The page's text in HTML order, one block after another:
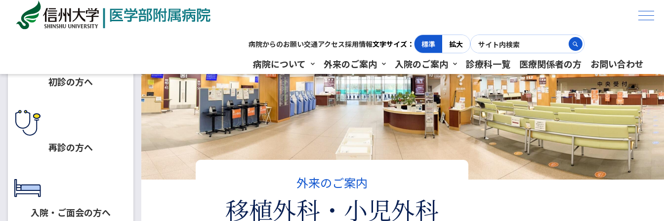
病院からのお願い交通アクセス採用情報文字サイズ： 標準 拡大
病院について 外来のご案内 入院のご案内 診療科一覧 医療関係者の方 お問い合わせ
ホーム 診療科一覧 外来診療スケジュール 移植外科・小児外科
外来のご案内
移植外科・小児外科
初診の方へ
再診の方へ
入院・ご面会の方へ